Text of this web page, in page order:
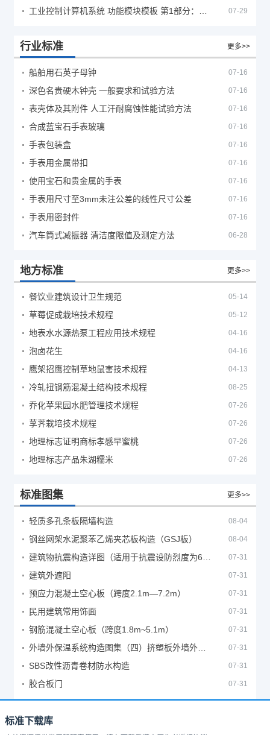
07-29
行业标准 更多>>
船舶用石英子母钟 07-16
深色名贵硬木钟壳 一般要求和试验方法 07-16
表壳体及其附件 人工汗耐腐蚀性能试验方法 07-16
合成蓝宝石手表玻璃 07-16
手表包装盒 07-16
手表用金属带扣 07-16
使用宝石和贵金属的手表 07-16
手表用尺寸至3mm未注公差的线性尺寸公差 07-16
手表用密封件 07-16
汽车筒式减振器 清洁度限值及测定方法 06-28
地方标准 更多>>
餐饮业建筑设计卫生规范 05-14
草莓促成栽培技术规程 05-12
地表水水源热泵工程应用技术规程 04-16
泡卤花生 04-16
鹰架招鹰控制草地鼠害技术规程 04-13
冷轧扭钢筋混凝土结构技术规程 08-25
乔化苹果园水肥管理技术规程 07-26
莩荠栽培技术规程 07-26
地理标志证明商标孝感早蜜桃 07-26
地理标志产品朱湖糯米 07-26
标准图集 更多>>
轻质多孔条板隔墙构造 08-04
钢丝网架水泥聚苯乙烯夹芯板构造（GSJ板） 08-04
07-31
建筑外遮阳 07-31
预应力混凝土空心板（跨度2.1m—7.2m） 07-31
民用建筑常用饰面 07-31
钢筋混凝土空心板（跨度1.8m~5.1m） 07-31
07-31
SBS改性沥青卷材防水构造 07-31
胶合板门 07-31
标准下载库